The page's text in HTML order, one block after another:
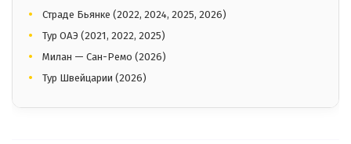
Страде Бьянке (2022, 2024, 2025, 2026)
Тур ОАЭ (2021, 2022, 2025)
Милан — Сан-Ремо (2026)
Тур Швейцарии (2026)